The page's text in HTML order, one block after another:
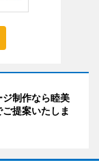
制作なら睦美
提案いたしま